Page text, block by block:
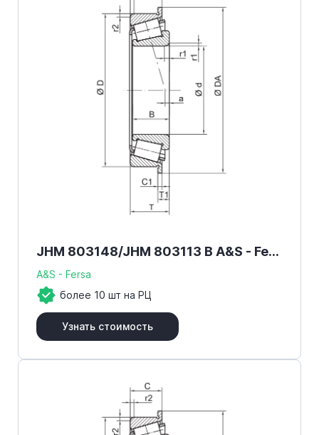
JHM 803148/JHM 803113 B A&S - Fersa
A&S - Fersa
более 10 шт на РЦ
Узнать стоимость